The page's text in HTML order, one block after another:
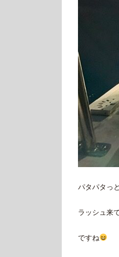
パタパタっ
ラッシュ来
ですね